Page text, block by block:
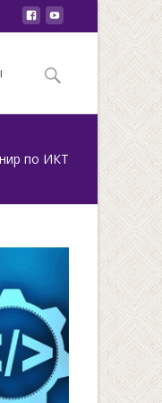
Search
по ИКТ